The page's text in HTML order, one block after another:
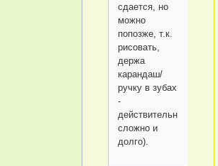
сдается, но
можно
попозже, т.к.
рисовать,
держа
карандаш/
ручку в зубах
-
действительно
сложно и
долго).